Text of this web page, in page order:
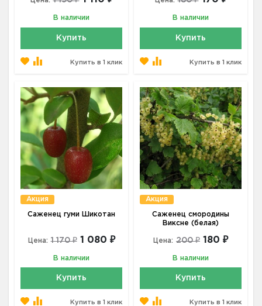
В наличии
Купить
Купить в 1 клик
В наличии
Купить
Купить в 1 клик
Акция
Саженец гуми Шикотан
Цена: 1 170 ₽ 1 080 ₽
В наличии
Купить
Купить в 1 клик
Акция
Саженец смородины
Виксне (белая)
Цена: 200 ₽ 180 ₽
В наличии
Купить
Купить в 1 клик